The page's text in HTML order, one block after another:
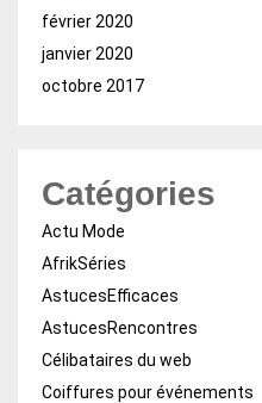
février 2020
janvier 2020
octobre 2017
Catégories
Actu Mode
AfrikSéries
AstucesEfficaces
AstucesRencontres
Célibataires du web
Coiffures pour événements